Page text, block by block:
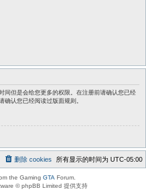
间但是会给您更多的权限。在注册前请确认您已经
确认您已经阅读过版面规则。
所有显示的时间为 UTC-05:00
删除 cookies
the Gaming GTA Forum.
© phpBB Limited 提供支持